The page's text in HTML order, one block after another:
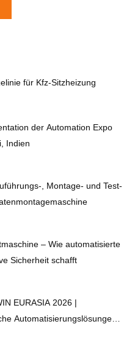
für Kfz-Sitzheizung
der Automation Expo
Indien
, Montage- und Test-
– Wie automatisierte
Sicherheit schafft
EURASIA 2026 |
Automatisierungslösungen
Medizin und Motoren